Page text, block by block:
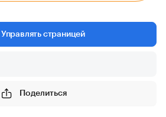
Управлять страницей
Поделиться